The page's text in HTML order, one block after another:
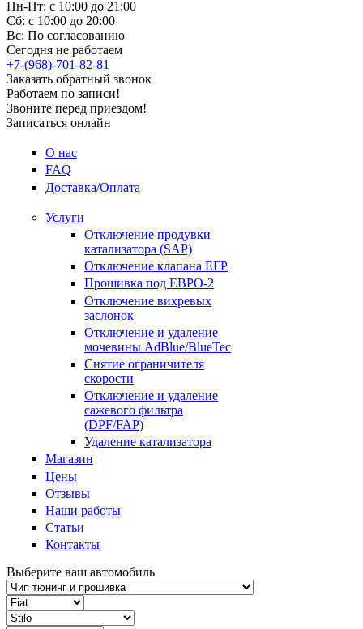
Пн-Пт: с 10:00 до 21:00
Сб: с 10:00 до 20:00
Вс: По согласованию
Сегодня не работаем
+7-(968)-701-82-81
Заказать обратный звонок
Работаем по записи!
Звоните перед приездом!
Записаться онлайн
О нас
FAQ
Доставка/Оплата
Услуги
Отключение продувки
катализатора (SAP)
Отключение клапана ЕГР
Прошивка под ЕВРО-2
Отключение вихревых
заслонок
Отключение и удаление
мочевины AdBlue/BlueTec
Снятие ограничителя
скорости
Отключение и удаление
сажевого фильтра
(DPF/FAP)
Удаление катализатора
Магазин
Цены
Отзывы
Наши работы
Статьи
Контакты
Выберите ваш автомобиль